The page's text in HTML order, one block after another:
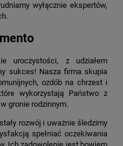
wyłącznie ekspertów,
uroczystości, z udziałem
sukces! Nasza firma skupia
ozdób na chrzest i
wykorzystają Państwo z
gronie rodzinnym.
rozwój i uważnie śledzimy
spełniać oczekiwania